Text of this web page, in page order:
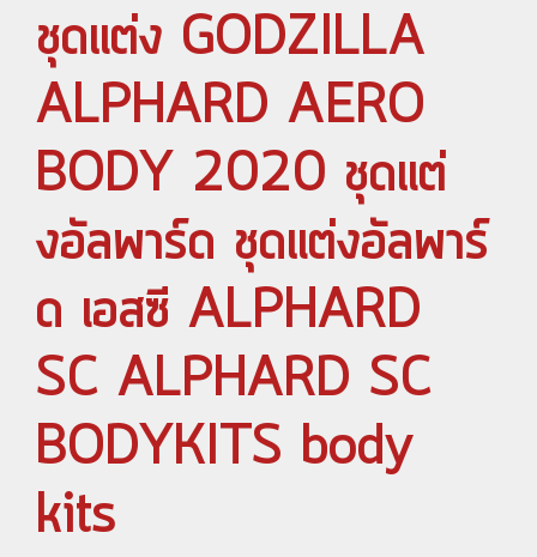
ชุดแต่ง GODZILLA
ALPHARD AERO
BODY 2020 ชุดแต่
งอัลพาร์ด ชุดแต่งอัลพาร์
ด เอสซี ALPHARD
SC ALPHARD SC
BODYKITS body
kits